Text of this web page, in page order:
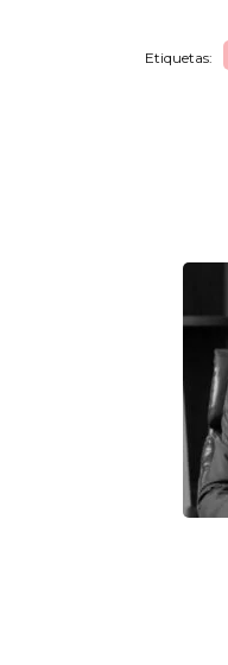
Etiquetas:
entradas